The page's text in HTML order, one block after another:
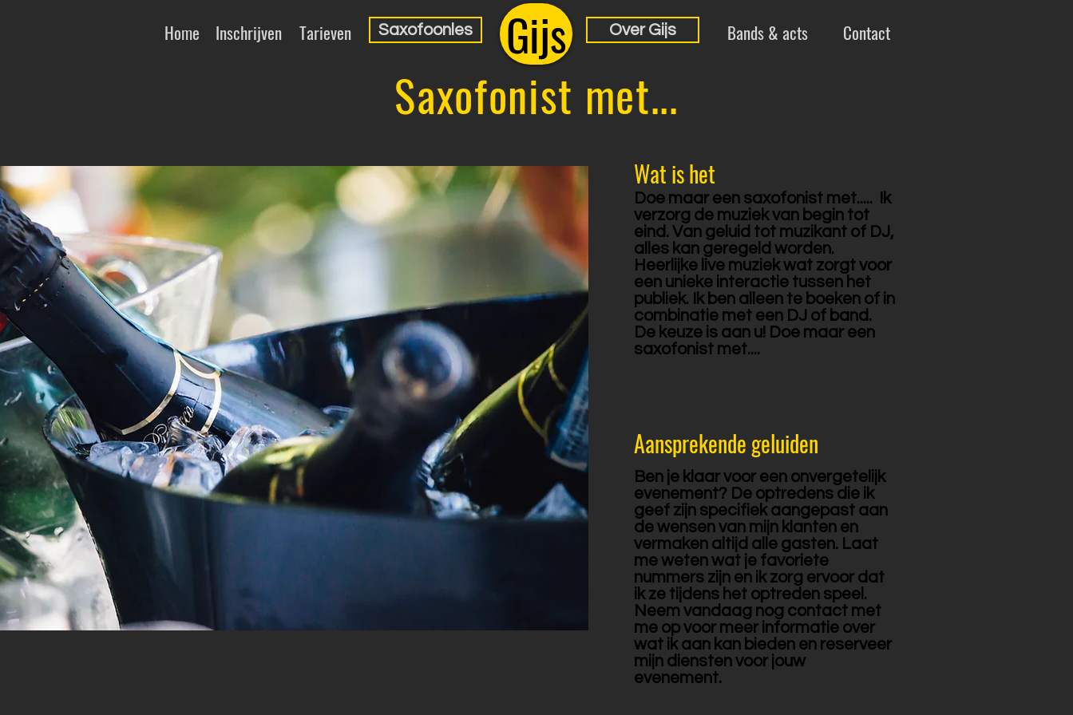
Home Inschrijven Tarieven Saxofoonles Gijs Over Gijs Bands & acts Contact
Saxofonist met...
Wat is het
Doe maar een saxofonist met..... Ik
verzorg de muziek van begin tot
eind. Van geluid tot muzikant of DJ,
alles kan geregeld worden.
Heerlijke live muziek wat zorgt voor
een unieke interactie tussen het
publiek. Ik ben alleen te boeken of in
combinatie met een DJ of band.
De keuze is aan u! Doe maar een
saxofonist met....
Aansprekende geluiden
Ben je klaar voor een onvergetelijk
evenement? De optredens die ik
geef zijn specifiek aangepast aan
de wensen van mijn klanten en
vermaken altijd alle gasten. Laat
me weten wat je favoriete
nummers zijn en ik zorg ervoor dat
ik ze tijdens het optreden speel.
Neem vandaag nog contact met
me op voor meer informatie over
wat ik aan kan bieden en reserveer
mijn diensten voor jouw
evenement.